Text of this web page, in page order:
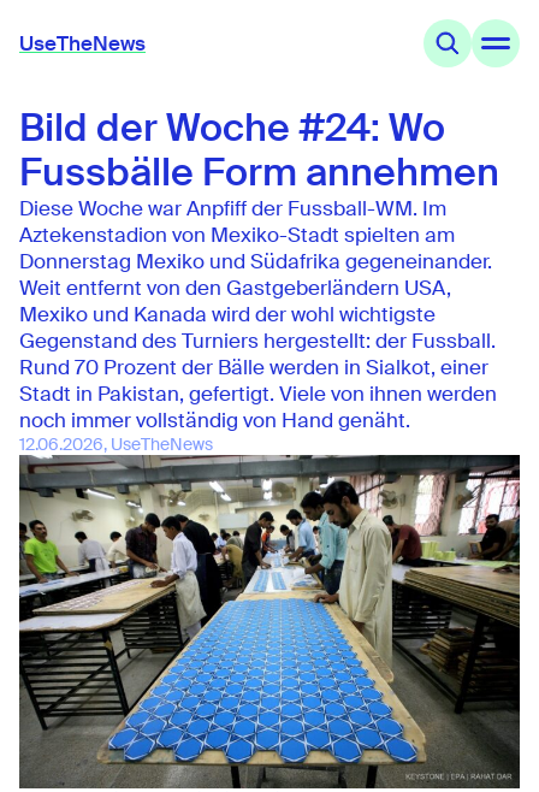
UseTheNews
Themen
Angebote
Wissen
Agenda
UseTheNews
Organisation
Partnerschaften
Bild der Woche #24: Wo
Fussbälle Form annehmen
Diese Woche war Anpfiff der Fussball-WM. Im
Aztekenstadion von Mexiko-Stadt spielten am
Donnerstag Mexiko und Südafrika gegeneinander.
Weit entfernt von den Gastgeberländern USA,
Mexiko und Kanada wird der wohl wichtigste
Gegenstand des Turniers hergestellt: der Fussball.
Rund 70 Prozent der Bälle werden in Sialkot, einer
Stadt in Pakistan, gefertigt. Viele von ihnen werden
noch immer vollständig von Hand genäht.
12.06.2026, UseTheNews